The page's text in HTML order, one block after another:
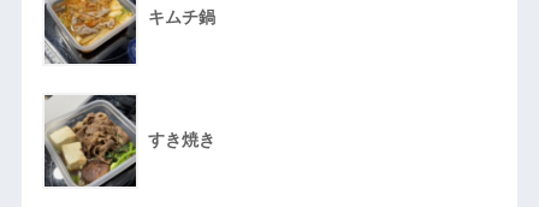
キムチ鍋
すき焼き